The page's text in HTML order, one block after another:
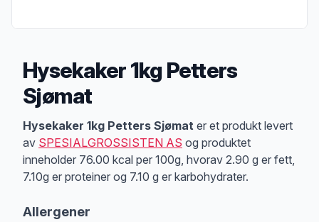
Hysekaker 1kg Petters
Sjømat
Produktbeskrivelse
Hysekaker 1kg Petters Sjømat er et produkt levert
av SPESIALGROSSISTEN AS og produktet
inneholder 76.00 kcal per 100g, hvorav 2.90 g er fett,
7.10g er proteiner og 7.10 g er karbohydrater.
Allergener